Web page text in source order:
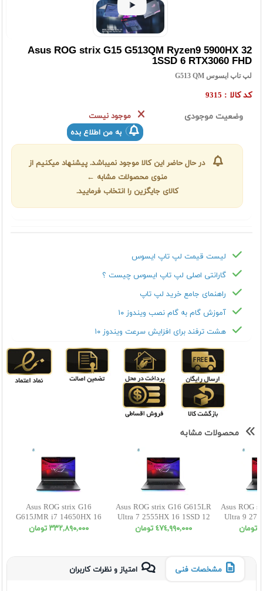
Asus ROG strix G15 G513QM Ryzen9 5900HX 32
1SSD 6 RTX3060 FHD
لپ تاپ ایسوس G513 QM
کد کالا : 9315
وضعیت موجودی
موجود نیست
به من اطلاع بده
در حال حاضر این کالا موجود نمیباشد. پیشنهاد میکنیم از
منوی محصولات مشابه ←
کالای جایگزین را انتخاب فرمایید.
لیست قیمت لپ تاپ ایسوس
گارانتی اصلی لپ تاپ ایسوس چیست ؟
راهنمای جامع خرید لپ تاپ
آموزش گام به گام نصب ویندوز ۱۰
هشت ترفند برای افزایش سرعت ویندوز ۱۰
محصولات مشابه
Asus ROG strix G16
G615JMR i7 14650HX 16
1SSD 8 5060 WUXGA
٣٣٢,٨٩٠,٠٠٠ تومان
Asus ROG strix G16 G615LR
Ultra 7 2555HX 16 1SSD 12
5070Ti WUXGA
٤٧٤,٩٩٠,٠٠٠ تومان
Asus ROG
Ultra 9
مشخصات فنی امتیاز و نظرات کاربران